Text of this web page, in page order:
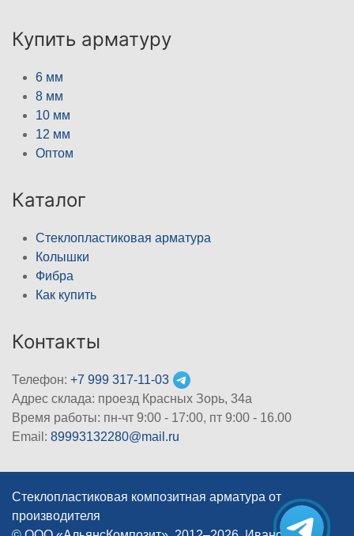
Купить арматуру
6 мм
8 мм
10 мм
12 мм
Оптом
Каталог
Стеклопластиковая арматура
Колышки
Фибра
Как купить
Контакты
Телефон: +7 999 317-11-03
Адрес склада: проезд Красных Зорь, 34а
Время работы: пн-чт 9:00 - 17:00, пт 9:00 - 16.00
Email: 89993132280@mail.ru
Стеклопластиковая композитная арматура от
производителя